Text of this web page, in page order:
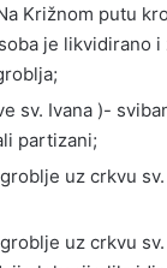
Križnom putu
je likvidirano i
sv. Ivana )-
partizani;
uz crkvu
uz crkvu